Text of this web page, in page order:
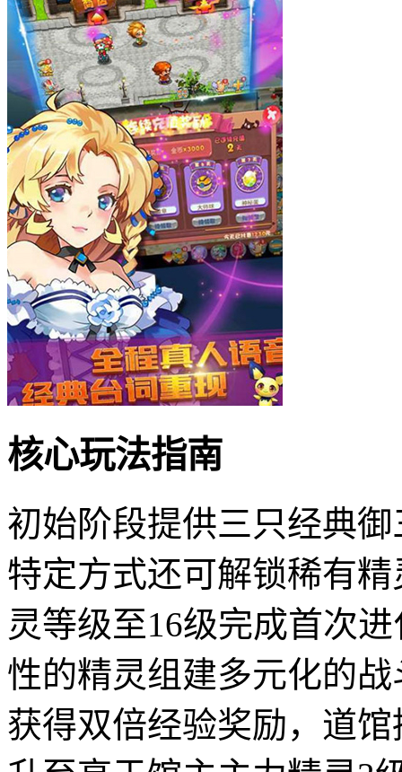
核心玩法指南
初始阶段提供三只经典
特定方式还可解锁稀有
灵等级至16级完成首次
性的精灵组建多元化的
获得双倍经验奖励，道